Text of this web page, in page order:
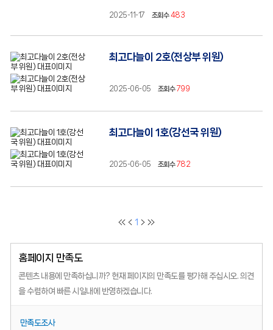
2025-11-17 조회수 483
최고다늘이 2호(전상부 위원)
2025-06-05 조회수 799
최고다늘이 1호(강선국 위원)
2025-06-05 조회수 782
1
홈페이지 만족도
콘텐츠 내용에 만족하십니까? 현재 페이지의 만족도를 평가해 주십시오. 의견
을 수렴하여 빠른 시일내에 반영하겠습니다.
만족도조사